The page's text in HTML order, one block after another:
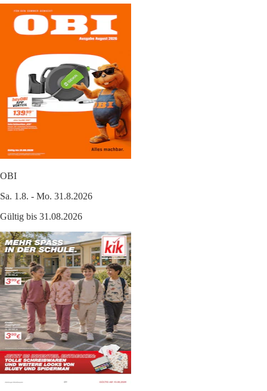
OBI
Sa. 1.8. - Mo. 31.8.2026
Gültig bis 31.08.2026